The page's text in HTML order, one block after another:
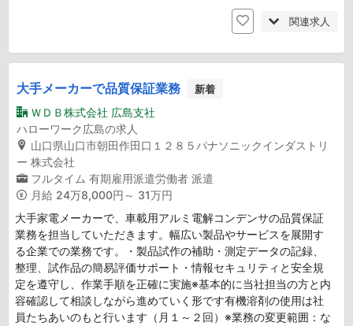
関連求人
大手メーカーで品質保証業務 新着
ＷＤＢ株式会社 広島支社
ハローワーク広島の求人
山口県山口市朝田作田口１２８５パナソニックインダストリ
ー 株式会社
フルタイム 有期雇用派遣労働者 派遣
月給 24万8,000円～ 31万円
大手家電メーカーで、車載用アルミ電解コンデンサの品質保証
業務を担当していただきます。幅広い製品やサービスを展開す
る企業での業務です。・製品試作の補助・測定データの記録、
整理、試作品の簡易評価サポート・情報セキュリティと安全規
定を遵守し、作業手順を正確に実施※基本的に当社担当の方と内
容確認して相談しながら進めていく形です有機溶剤の使用は社
員たちあいのもと行います（月１～２回）※業務の変更範囲：な